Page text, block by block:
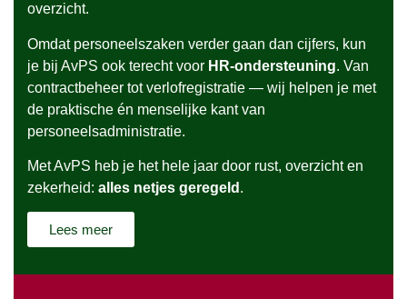
overzicht.
Omdat personeelszaken verder gaan dan cijfers, kun
je bij AvPS ook terecht voor HR-ondersteuning. Van
contractbeheer tot verlofregistratie — wij helpen je met
de praktische én menselijke kant van
personeelsadministratie.
Met AvPS heb je het hele jaar door rust, overzicht en
zekerheid: alles netjes geregeld .
Lees meer